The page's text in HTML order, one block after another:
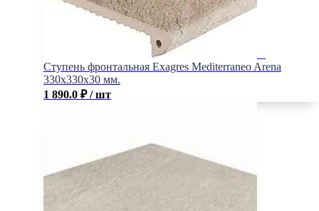
Ступень фронтальная Exagres Mediterraneo Arena
330x330x30 мм.
1 890.0 ₽ / шт